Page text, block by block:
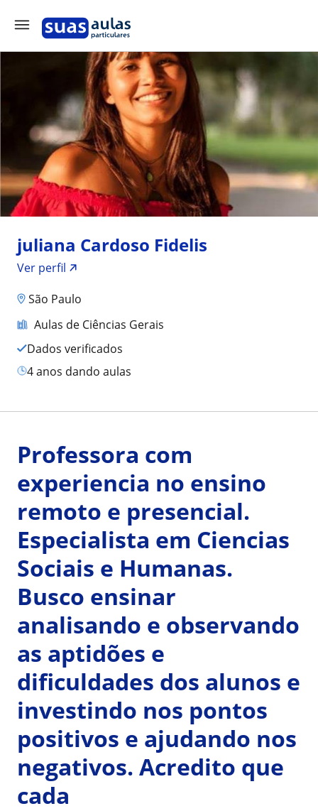
juliana Cardoso Fidelis
Ver perfil
São Paulo
Aulas de Ciências Gerais
Dados verificados
4 anos dando aulas
Professora com
experiencia no ensino
remoto e presencial.
Especialista em Ciencias
Sociais e Humanas.
Busco ensinar
analisando e observando
as aptidões e
dificuldades dos alunos e
investindo nos pontos
positivos e ajudando nos
negativos. Acredito que
cada